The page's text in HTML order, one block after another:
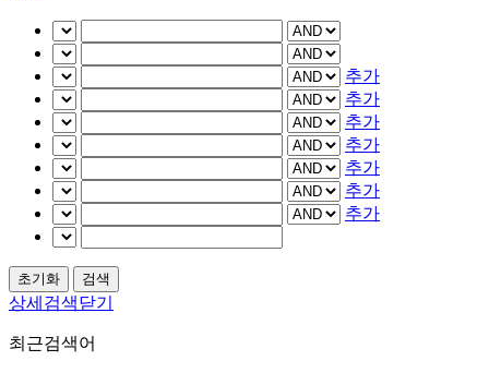
추가
추가
추가
추가
추가
추가
추가
상세검색닫기
최근검색어